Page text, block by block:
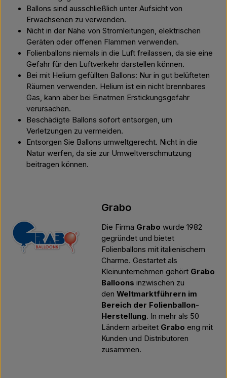
Ballons sind ausschließlich unter Aufsicht von
Erwachsenen zu verwenden.
Nicht in der Nähe von Stromleitungen, elektrischen
Geräten oder offenen Flammen verwenden.
Folienballons niemals in die Luft freilassen, da sie eine
Gefahr für den Luftverkehr darstellen können.
Bei mit Helium gefüllten Ballons: Nur in gut belüfteten
Räumen verwenden. Helium ist ein nicht brennbares
Gas, kann aber bei Einatmen Erstickungsgefahr
verursachen.
Beschädigte Ballons sofort entsorgen, um
Verletzungen zu vermeiden.
Entsorgen Sie Ballons umweltgerecht. Nicht in die
Natur werfen, da sie zur Umweltverschmutzung
beitragen können.
Grabo
Die Firma Grabo wurde 1982
gegründet und bietet
Folienballons mit italienischem
Charme. Gestartet als
Kleinunternehmen gehört Grabo
Balloons inzwischen zu
den Weltmarktführern im
Bereich der Folienballon-
Herstellung. In mehr als 50
Ländern arbeitet Grabo eng mit
Kunden und Distributoren
zusammen.